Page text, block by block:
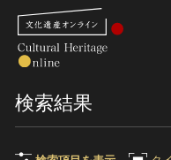
さ
検索結果